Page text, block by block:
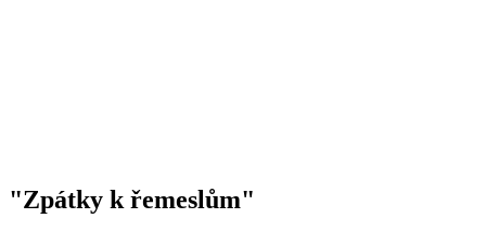
"Zpátky k řemeslům"